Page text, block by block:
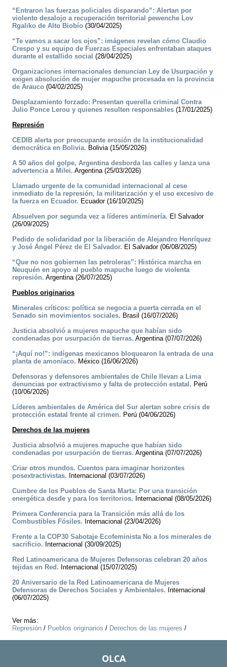
“Entraron las fuerzas policiales disparando”: Alertan por
violento desalojo a recuperación territorial pewenche Lov
Rgaliko de Alto Biobío (30/04/2025)
“Te vamos a sacar los ojos”: imágenes revelan cómo Claudio
Crespo y su equipo de Fuerzas Especiales enfrentaban ataques
durante el estallido social (28/04/2025)
Organizaciones internacionales denuncian Ley de Usurpación y
exigen absolución de mujer mapuche procesada en la provincia
de Arauco (04/02/2025)
Desplazamiento forzado: Presentan querella criminal Contra
Julio Ponce Lerou y quienes resulten responsables (17/01/2025)
Represión
CEDIB alerta por preocupante erosión de la institucionalidad
democrática en Bolivia. Bolivia (15/05/2026)
A 50 años del golpe, Argentina desborda las calles y lanza una
advertencia a Milei. Argentina (25/03/2026)
Llamado urgente de la comunidad internacional al cese
inmediato de la represión, la militarización y el uso excesivo de
la fuerza en Ecuador. Ecuador (16/10/2025)
Absuelven por segunda vez a líderes antiminería. El Salvador
(26/09/2025)
Pedido de solidaridad por la liberación de Alejandro Henríquez
y José Ángel Pérez de El Salvador. El Salvador (06/08/2025)
“Que no nos gobiernen las petroleras”: Histórica marcha en
Neuquén en apoyo al pueblo mapuche luego de violenta
represión. Argentina (26/07/2025)
Pueblos originarios
Minerales críticos: política se negocia a puerta cerrada en el
Senado sin movimientos sociales. Brasil (16/07/2026)
Justicia absolvió a mujeres mapuche que habían sido
condenadas por usurpación de tierras. Argentina (07/07/2026)
“¡Aquí no!”: indígenas mexicanos bloquearon la entrada de una
planta de amoníaco. México (16/06/2026)
Defensoras y defensores ambientales de Chile llevan a Lima
denuncias por extractivismo y falta de protección estatal. Perú
(10/06/2026)
Líderes ambientales de América del Sur alertan sobre crisis de
protección estatal frente al crimen. Perú (04/06/2026)
Derechos de las mujeres
Justicia absolvió a mujeres mapuche que habían sido
condenadas por usurpación de tierras. Argentina (07/07/2026)
Criar otros mundos. Cuentos para imaginar horizontes
posextractivistas. Internacional (03/07/2026)
Cumbre de los Pueblos de Santa Marta: Por una transición
energética desde y para los territorios. Internacional (08/05/2026)
Primera Conferencia para la Transición más allá de los
Combustibles Fósiles. Internacional (23/04/2026)
Frente a la COP30 Sabotaje Ecofeminista No a los minerales de
sacrificio. Internacional (30/09/2025)
Red Latinoamericana de Mujeres Defensoras celebran 20 años
tejidas en Red. Internacional (15/07/2025)
20 Aniversario de la Red Latinoamericana de Mujeres
Defensoras de Derechos Sociales y Ambientales. Internacional
(06/07/2025)
Ver más:
Represión / Pueblos originarios / Derechos de las mujeres /
OLCA